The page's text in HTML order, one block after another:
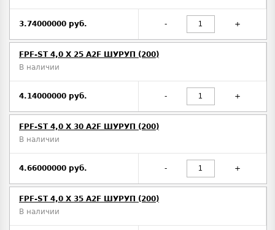
3.74000000 руб. - +
FPF-ST 4,0 X 25 A2F ШУРУП (200)
В наличии
4.14000000 руб. - +
FPF-ST 4,0 X 30 A2F ШУРУП (200)
В наличии
4.66000000 руб. - +
FPF-ST 4,0 X 35 A2F ШУРУП (200)
В наличии